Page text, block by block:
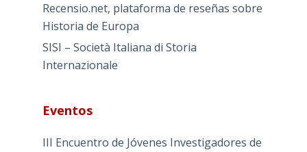
Recensio.net, plataforma de reseñas sobre
Historia de Europa
SISI – Società Italiana di Storia
Internazionale
Eventos
III Encuentro de Jóvenes Investigadores de